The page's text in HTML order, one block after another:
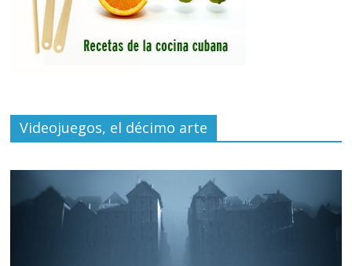
Videojuegos, el décimo arte